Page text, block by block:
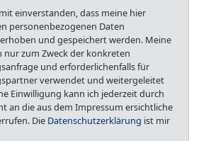
einverstanden, dass meine hier
personenbezogenen Daten
und gespeichert werden. Meine
nur zum Zweck der konkreten
und erforderlichenfalls für
verwendet und weitergeleitet
Einwilligung kann ich jederzeit durch
an die aus dem Impressum ersichtliche
Die Datenschutzerklärung ist mir